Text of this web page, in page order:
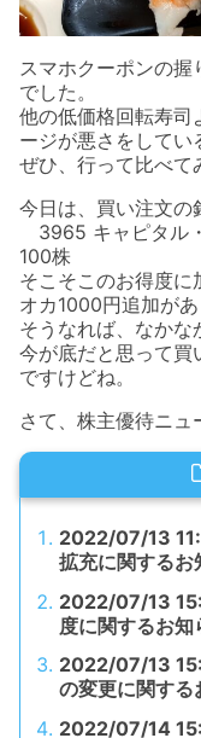
スマホクーポンの握
でした。
他の低価格回転寿司
ージが悪さをしてい
ぜひ、行って比べて
今日は、買い注文の
3965 キャピタル
100株
そこそこのお得度に
オカ1000円追加があ
そうなれば、なかな
今が底だと思って買
ですけどね。
さて、株主優待ニュ
2022/07/13
拡充に関するお
2022/07/13
度に関するお知
2022/07/13
の変更に関する
2022/07/14